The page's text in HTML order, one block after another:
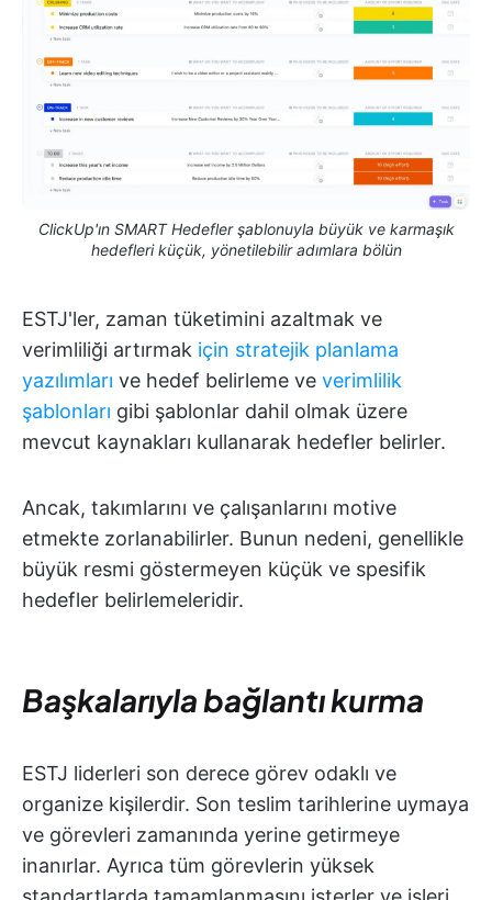
ClickUp'ın SMART Hedefler şablonuyla büyük ve karmaşık
hedefleri küçük, yönetilebilir adımlara bölün
ESTJ'ler, zaman tüketimini azaltmak ve
verimliliği artırmak için stratejik planlama
yazılımları ve hedef belirleme ve verimlilik
şablonları gibi şablonlar dahil olmak üzere
mevcut kaynakları kullanarak hedefler belirler.
Ancak, takımlarını ve çalışanlarını motive
etmekte zorlanabilirler. Bunun nedeni, genellikle
büyük resmi göstermeyen küçük ve spesifik
hedefler belirlemeleridir.
Başkalarıyla bağlantı kurma
ESTJ liderleri son derece görev odaklı ve
organize kişilerdir. Son teslim tarihlerine uymaya
ve görevleri zamanında yerine getirmeye
inanırlar. Ayrıca tüm görevlerin yüksek